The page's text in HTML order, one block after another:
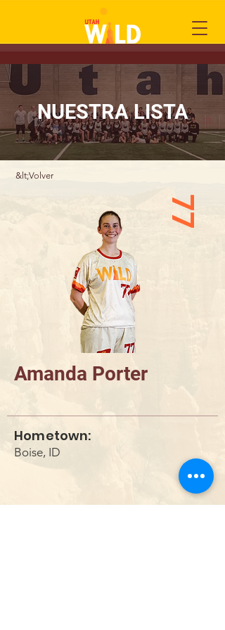
&lt;Volver
77
Amanda Porter
Hometown:
Boise, ID
NUESTRA LISTA